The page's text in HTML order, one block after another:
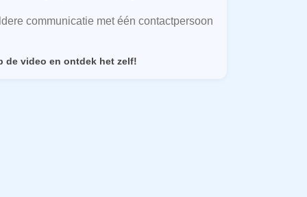
communicatie met één contactpersoon
de video en ontdek het zelf!